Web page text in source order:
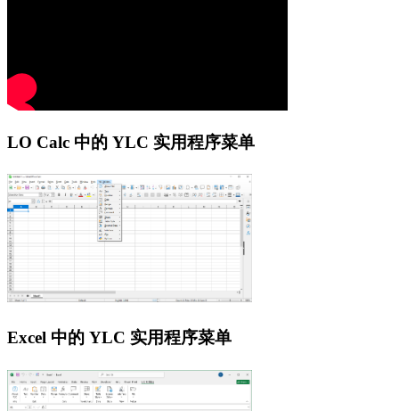
LO Calc 中的 YLC 实用程序菜单
Excel 中的 YLC 实用程序菜单